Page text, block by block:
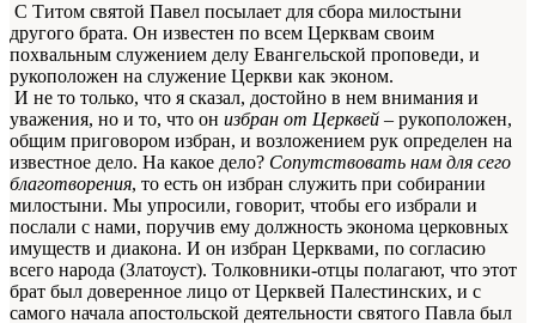
С Титом святой Павел посылает для сбора милостыни
другого брата. Он известен по всем Церквам своим
похвальным служением делу Евангельской проповеди, и
рукоположен на служение Церкви как эконом.
И не то только, что я сказал, достойно в нем внимания и
уважения, но и то, что он избран от Церквей – рукоположен,
общим приговором избран, и возложением рук определен на
известное дело. На какое дело? Сопутствовать нам для сего
благотворения, то есть он избран служить при собирании
милостыни. Мы упросили, говорит, чтобы его избрали и
послали с нами, поручив ему должность эконома церковных
имуществ и диакона. И он избран Церквами, по согласию
всего народа (Златоуст). Толковники-отцы полагают, что этот
брат был доверенное лицо от Церквей Палестинских, и с
самого начала апостольской деятельности святого Павла был